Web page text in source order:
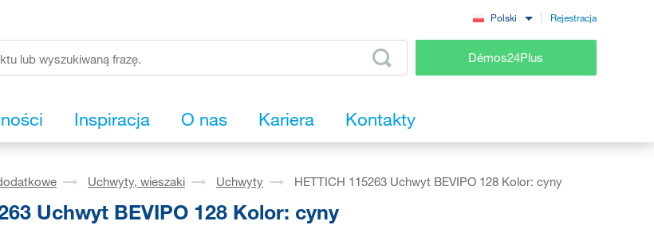
Polski Rejestracja
Démos24Plus
Inspiracja O nas Kariera Kontakty
Uchwyty, wieszaki Uchwyty HETTICH 115263 Uchwyt BEVIPO 128 Kolor: cyny
Uchwyt BEVIPO 128 Kolor: cyny